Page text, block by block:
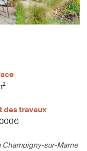
2
des travaux
Champigny-sur-Marne